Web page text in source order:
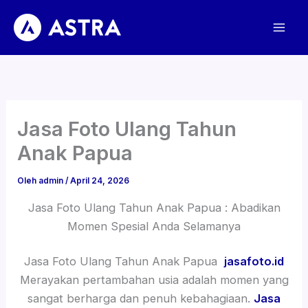
konten
Jasa Foto Ulang Tahun
Anak Papua
Oleh admin/April 24, 2026
Jasa Foto Ulang Tahun Anak Papua : Abadikan
Momen Spesial Anda Selamanya
Jasa Foto Ulang Tahun Anak Papua jasafoto.id
Merayakan pertambahan usia adalah momen yang
sangat berharga dan penuh kebahagiaan. Jasa